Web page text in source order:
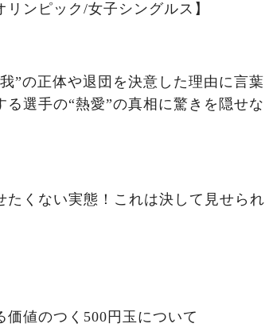
ンピック/女子シングルス】
”の正体や退団を決意した理由に言葉
選手の“熱愛”の真相に驚きを隠せな
たくない実態！これは決して見せられ
価値のつく500円玉について